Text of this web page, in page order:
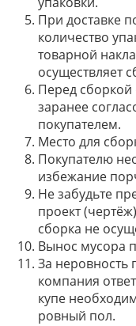
При доставке
количество
товарной
осуществляет
Перед сборкой
заранее
покупателем.
Место для
Покупателю
избежание
Не забудьте
проект
сборка не
Вынос мусора
За неровность
компания
купе
ровный пол.